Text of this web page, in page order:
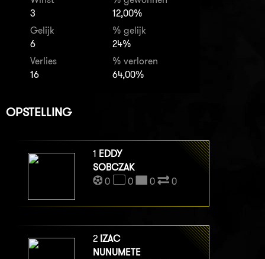
3
12,00%
Gelijk
6
% gelijk
24%
Verlies
16
% verloren
64,00%
OPSTELLING
1 EDDY
SOBCZAK
0
0 0 0
2 IZAC
NUNUMETE